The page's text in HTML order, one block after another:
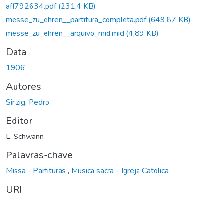
aff792634.pdf(231,4 KB)
messe_zu_ehren__partitura_completa.pdf(649,87 KB)
messe_zu_ehren__arquivo_mid.mid (4,89 KB)
Data
1906
Autores
Sinzig, Pedro
Editor
L. Schwann
Palavras-chave
Missa - Partituras , Musica sacra - Igreja Catolica
URI